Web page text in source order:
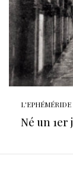
L'EPHÉMÉRIDE
Né un